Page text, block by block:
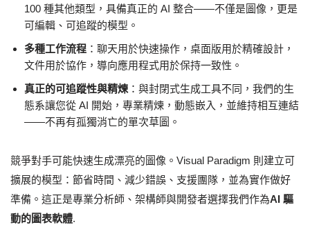
100 種其他類型，具備真正的 AI 整合——不僅是圖像，更是
可編輯、可追蹤的模型。
多種工作流程 ：聊天用於快速操作，桌面版用於精確設計，
文件用於協作，導向應用程式用於保持一致性。
真正的可追蹤性與精煉 ：與封閉式生成工具不同，我們的生
態系讓您從 AI 開始，專業精煉，動態嵌入，並維持相互連結
——不再有孤獨消亡的單次草圖。
競爭對手可能快速生成漂亮的圖像。Visual Paradigm 則建立可
擴展的模型：節省時間、減少錯誤、支援團隊，並為實作做好
準備。這正是專業分析師、架構師與開發者選擇我們作為AI 驅
動的圖表軟體.